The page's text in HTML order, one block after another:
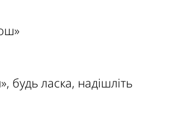
ласка, надішліть